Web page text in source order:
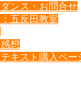
ンス・お問合せ
五反田教室
想
キスト購入ペー